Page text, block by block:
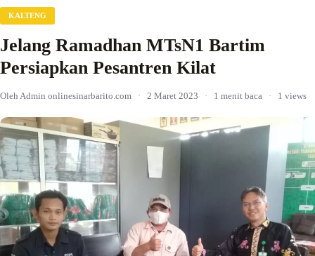
KALTENG
Jelang Ramadhan MTsN1 Bartim
Persiapkan Pesantren Kilat
Oleh Admin onlinesinarbarito.com · 2 Maret 2023 · 1 menit baca · 1 views